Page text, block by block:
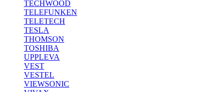
TECHWOOD
TELEFUNKEN
TELETECH
TESLA
THOMSON
TOSHIBA
UPPLEVA
VEST
VESTEL
VIEWSONIC